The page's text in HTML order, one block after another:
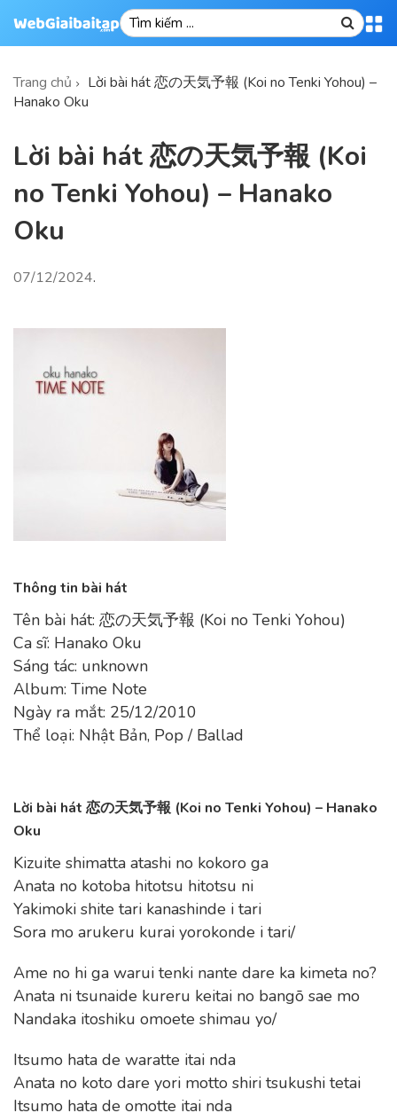
Trang chủ
Lời bài hát 恋の天気予報 (Koi no Tenki Yohou) –
Hanako Oku
Lời bài hát 恋の天気予報 (Koi
no Tenki Yohou) – Hanako
Oku
07/12/2024.
Thông tin bài hát
Tên bài hát: 恋の天気予報 (Koi no Tenki Yohou)
Ca sĩ: Hanako Oku
Sáng tác: unknown
Album: Time Note
Ngày ra mắt: 25/12/2010
Thể loại: Nhật Bản, Pop / Ballad
Lời bài hát 恋の天気予報 (Koi no Tenki Yohou) – Hanako
Oku
Kizuite shimatta atashi no kokoro ga
Anata no kotoba hitotsu hitotsu ni
Yakimoki shite tari kanashinde i tari
Sora mo arukeru kurai yorokonde i tari/
Ame no hi ga warui tenki nante dare ka kimeta no?
Anata ni tsunaide kureru keitai no bangō sae mo
Nandaka itoshiku omoete shimau yo/
Itsumo hata de waratte itai nda
Anata no koto dare yori motto shiri tsukushi tetai
Itsumo hata de omotte itai nda